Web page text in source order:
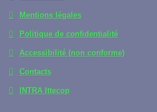
Mentions légales
Politique de confidentialité
Accessibilité (non conforme)
Contacts
INTRA Ittecop